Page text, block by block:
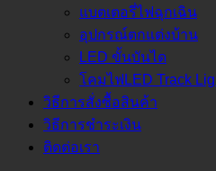
แบตเตอรี่ไฟฉุกเฉิน
อุปกรณ์ตกแต่งบ้าน
LED ขั้นบันได
โคมไฟLED Track
วิธีการสั่งซื้อสินค้า
วิธีการชำระเงิน
ติดต่อเรา